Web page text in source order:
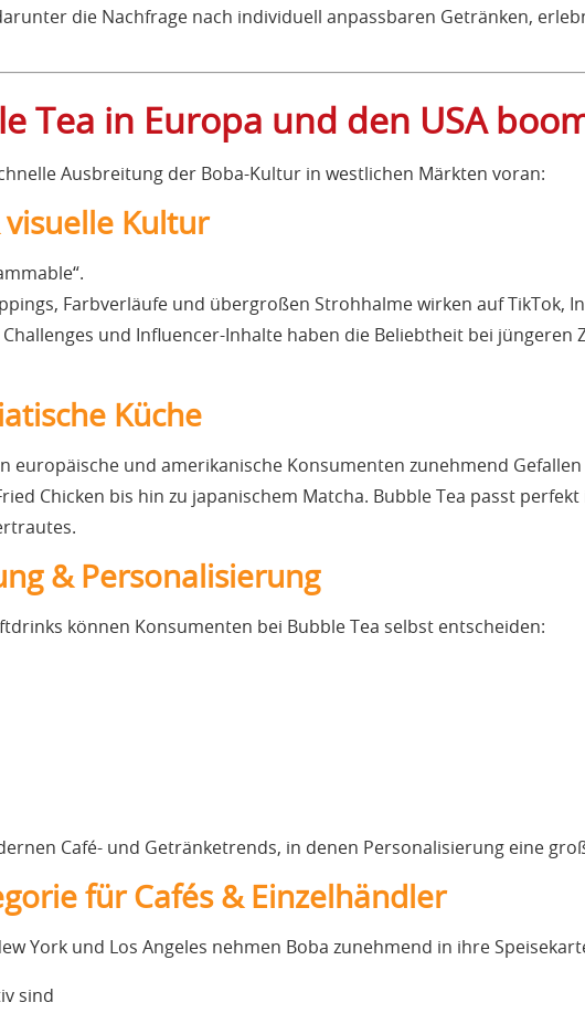
die Nachfrage nach individuell anpassbaren Getränken,
Tea in Europa und den USA
Ausbreitung der Boba-Kultur in westlichen Märkten voran:
visuelle Kultur
Farbverläufe und übergroßen Strohhalme wirken auf TikTok,
und Influencer-Inhalte haben die Beliebtheit bei jüngeren
Küche
europäische und amerikanische Konsumenten zunehmend
Chicken bis hin zu japanischem Matcha. Bubble Tea passt
& Personalisierung
können Konsumenten bei Bubble Tea selbst entscheiden:
Café- und Getränketrends, in denen Personalisierung eine
für Cafés & Einzelhändler
York und Los Angeles nehmen Boba zunehmend in ihre
sind